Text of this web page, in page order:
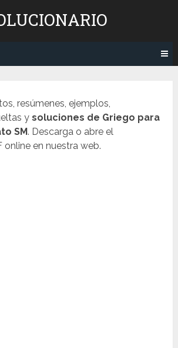
resúmenes, ejemplos,
ysoluciones de Griego para
SM. Descarga o abre el
en nuestra web.